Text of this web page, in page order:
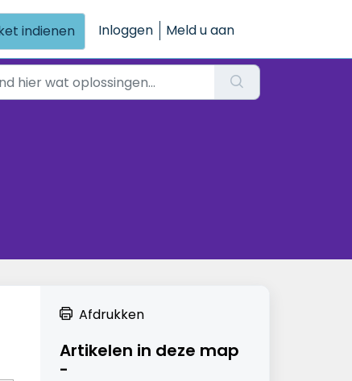
indienen Inloggen Meld u aan
Afdrukken
Artikelen in deze map
-